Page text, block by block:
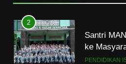
Pesantren
2
Santri
ke
Dakwah
PENDIDIKAN